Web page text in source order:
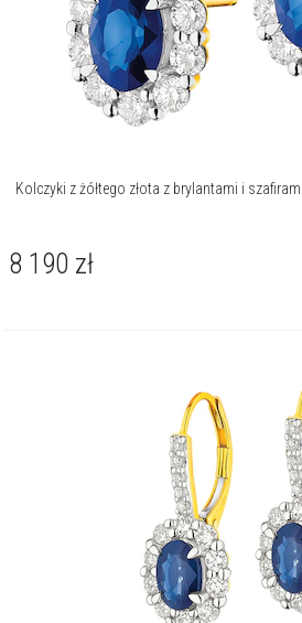
Kolczyki z żółtego złota z brylantami i
8 190 zł